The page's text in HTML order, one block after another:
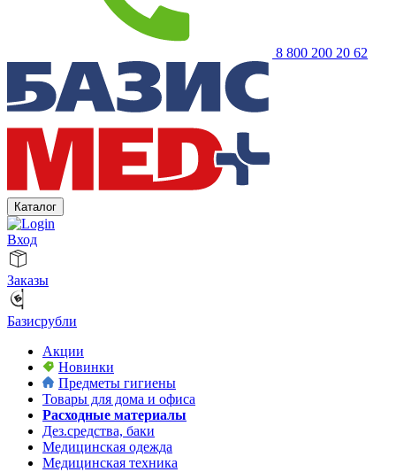
8 800 200 20 62
Каталог
Вход
Заказы
Базисрубли
Акции
Новинки
Предметы гигиены
Товары для дома и офиса
Расходные материалы
Дез.средства, баки
Медицинская одежда
Медицинская техника